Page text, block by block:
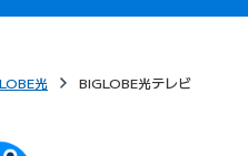
光
BIGLOBE光テレビ